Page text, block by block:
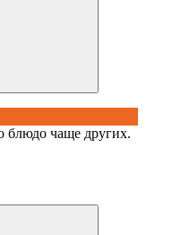
блюдо чаще других.